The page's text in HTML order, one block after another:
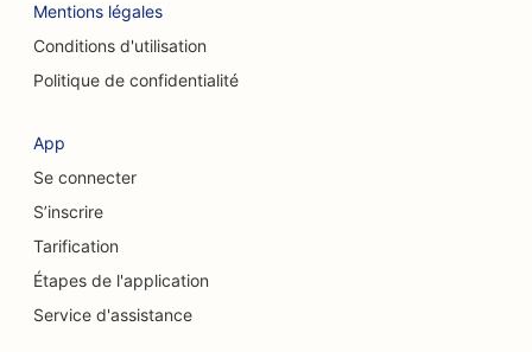
SEO pour les cafés à chats
Référencement pour les services de peeling
chimique
SEO pour les chirurgiens craniofaciaux
SEO pour les chirurgiens esthétiques
SEO pour les caisses d'épargne et de crédit
Mentions légales
Conditions d'utilisation
Politique de confidentialité
App
Se connecter
S’inscrire
Tarification
Étapes de l'application
Service d'assistance